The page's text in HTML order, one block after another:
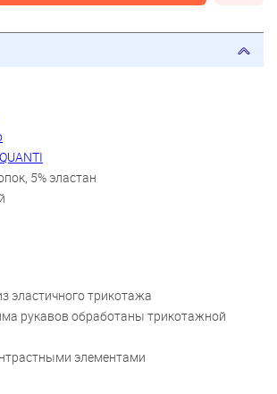
5% эластан
5 лет, 6 лет, 7 лет, 8 лет, 9 лет
эластичного трикотажа
рукавов обработаны трикотажной
элементами